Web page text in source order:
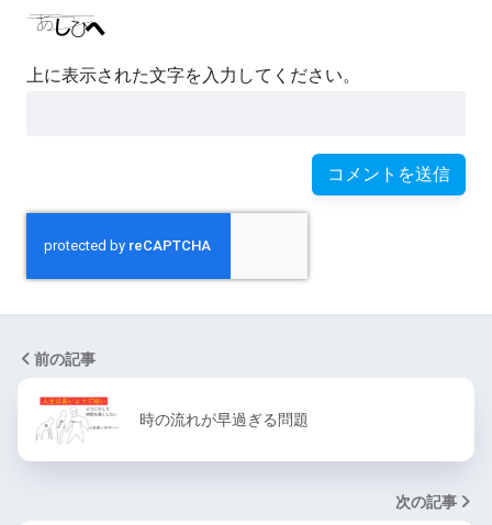
上に表示された文字を入力してください。
前の記事
時の流れが早過ぎる問題
次の記事